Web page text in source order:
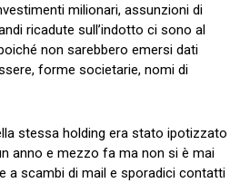
milionari, assunzioni di
ricadute sull’indotto ci sono al
non sarebbero emersi dati
forme societarie, nomi di
stessa holding era stato ipotizzato
anno e mezzo fa ma non si è mai
a scambi di mail e sporadici contatti